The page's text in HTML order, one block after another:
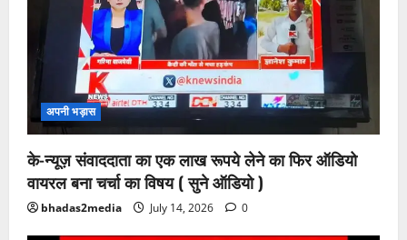
अपनी भड़ास
के-न्यूज़ संवाददाता का एक लाख रूपये लेने का फिर ऑडियो
वायरल बना चर्चा का विषय ( सुने ऑडियो )
bhadas2media July 14, 2026 0